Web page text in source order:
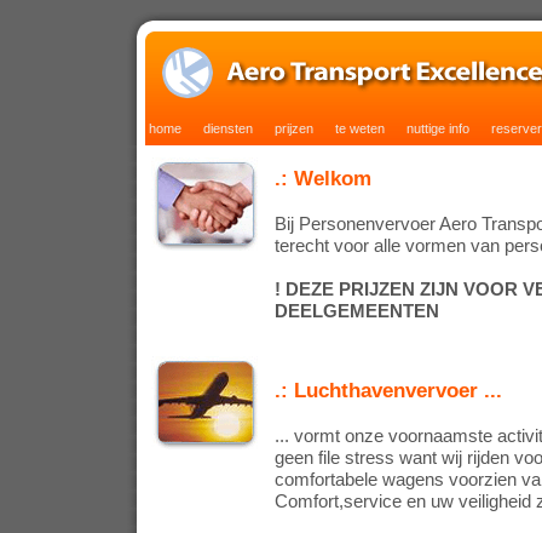
home diensten prijzen te weten nuttige info
.: Welkom
Bij Personenvervoer Aero
terecht voor alle vormen van
! DEZE PRIJZEN ZIJN VOOR
DEELGEMEENTEN
.: Luchthavenvervoer ...
... vormt onze voornaamste
geen file stress want wij rijden
comfortabele wagens voorzien
Comfort,service en uw veiligheid